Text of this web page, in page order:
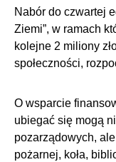
Nabór do czwartej
Ziemi”, w ramach
kolejne 2 miliony
społeczności,
O wsparcie
ubiegać się mogą
pozarządowych,
pożarnej, koła,